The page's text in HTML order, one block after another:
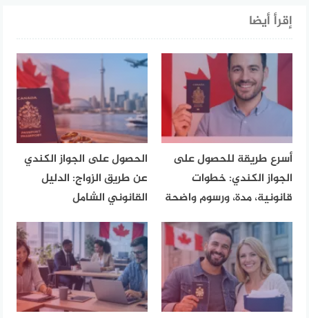
إقرأ أيضا
أسرع طريقة للحصول على
الجواز الكندي: خطوات
قانونية، مدة، ورسوم واضحة
الحصول على الجواز الكندي
عن طريق الزواج: الدليل
القانوني الشامل